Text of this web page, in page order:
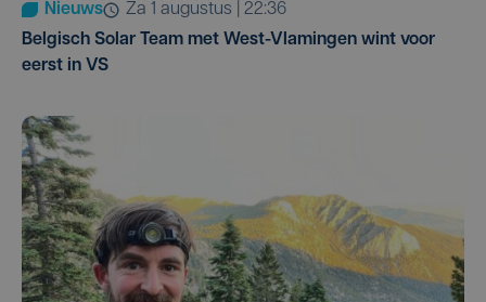
Nieuws
za 1 augustus | 22:36
Belgisch Solar Team met West-Vlamingen wint voor
eerst in VS